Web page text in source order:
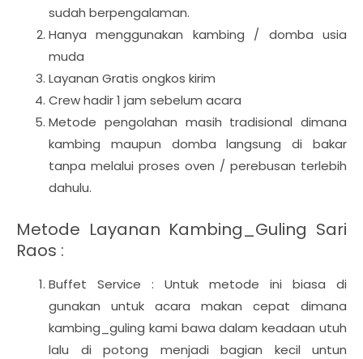
sudah berpengalaman.
Hanya menggunakan kambing / domba usia
muda
Layanan Gratis ongkos kirim
Crew hadir 1 jam sebelum acara
Metode pengolahan masih tradisional dimana
kambing maupun domba langsung di bakar
tanpa melalui proses oven / perebusan terlebih
dahulu.
Metode Layanan Kambing_Guling Sari
Raos :
Buffet Service : Untuk metode ini biasa di
gunakan untuk acara makan cepat dimana
kambing_guling kami bawa dalam keadaan utuh
lalu di potong menjadi bagian kecil untun